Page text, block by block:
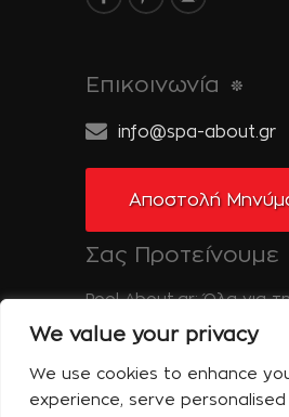
We value your privacy
We use cookies to enhance
experience, serve
Επικοινωνία
info@spa-about.gr
Αποστολή
Σας Προτείνουμε
Pool-About.gr: Όλα για
Tinos-About.gr: